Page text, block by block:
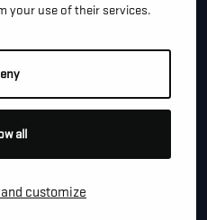
your use of their services.
all
customize
om meer informatie te
of gewoon om even